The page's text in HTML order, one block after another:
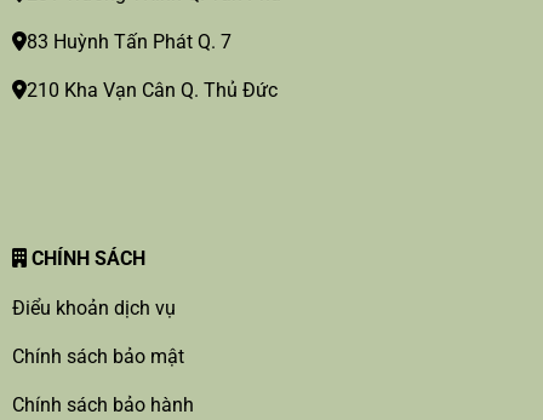
83 Huỳnh Tấn Phát Q. 7
210 Kha Vạn Cân Q. Thủ Đức
CHÍNH SÁCH
Điểu khoản dịch vụ
Chính sách bảo mật
Chính sách bảo hành